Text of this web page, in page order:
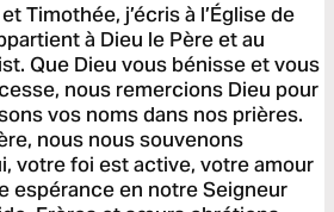
Timothée, j’écris à l’Église de
à Dieu le Père et au
Que Dieu vous bénisse et vous
nous remercions Dieu pour
vos noms dans nos prières.
nous nous souvenons
votre foi est active, votre amour
espérance en notre Seigneur